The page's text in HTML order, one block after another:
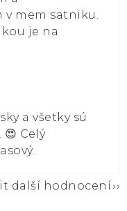
mem satniku.
je na
hvězdiček.
a všetky sú
Celý
další hodnocení